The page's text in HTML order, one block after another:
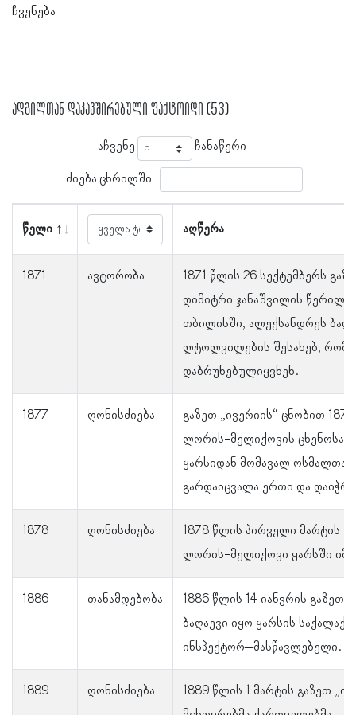
ჩვენება
ადგილთან დაკავშირებული ფაქტოიდი (53)
აჩვენე ჩანაწერი
ძიება ცხრილში:
წელი აღწერა
1871 ავტორობა
1871 წლის 26 სექტემბერს
დიმიტრი ჯანაშვილის წერილი
თბილისში, ალექსანდრეს
ლტოლვილების შესახებ,
დაბრუნებულიყვნენ.
1877 ღონისძიება
გაზეთ „ივერიის“ ცნობით
ლორის-მელიქოვის
ყარსიდან მომავალ ოსმალთა
გარდაიცვალა ერთი და
1878 ღონისძიება
1878 წლის პირველი მარტის
ლორის-მელიქოვი ყარსში
1886 თანამდებობა
1886 წლის 14 იანვრის გაზეთ
ბაღაევი იყო ყარსის
ინსპექტორ–მასწავლებელი.
1889 ღონისძიება
1889 წლის 1 მარტის გაზეთ